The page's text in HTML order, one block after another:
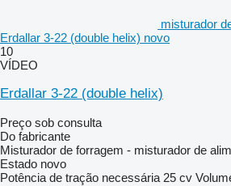
misturador
Erdallar 3-22 (double helix) novo
10
VÍDEO
Erdallar 3-22 (double helix)
Preço sob consulta
Do fabricante
Misturador de forragem - misturador de
Estado novo
Potência de tração necessária 25 cv